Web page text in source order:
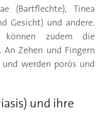
(Bartflechte), Tinea
Gesicht) und andere.
zudem die
Zehen und Fingern
werden porös und
und ihre